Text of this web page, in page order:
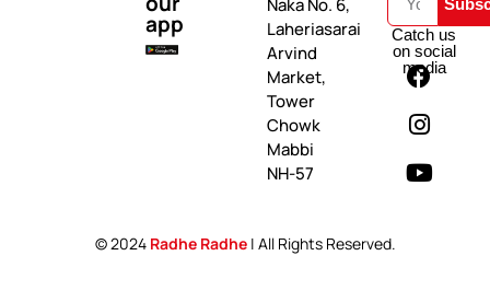
app
Naka No. 6,
Laheriasarai
Arvind
Market,
Tower
Chowk
Mabbi
NH-57
Catch us
on social
media
© 2024 Radhe Radhe | All Rights Reserved.